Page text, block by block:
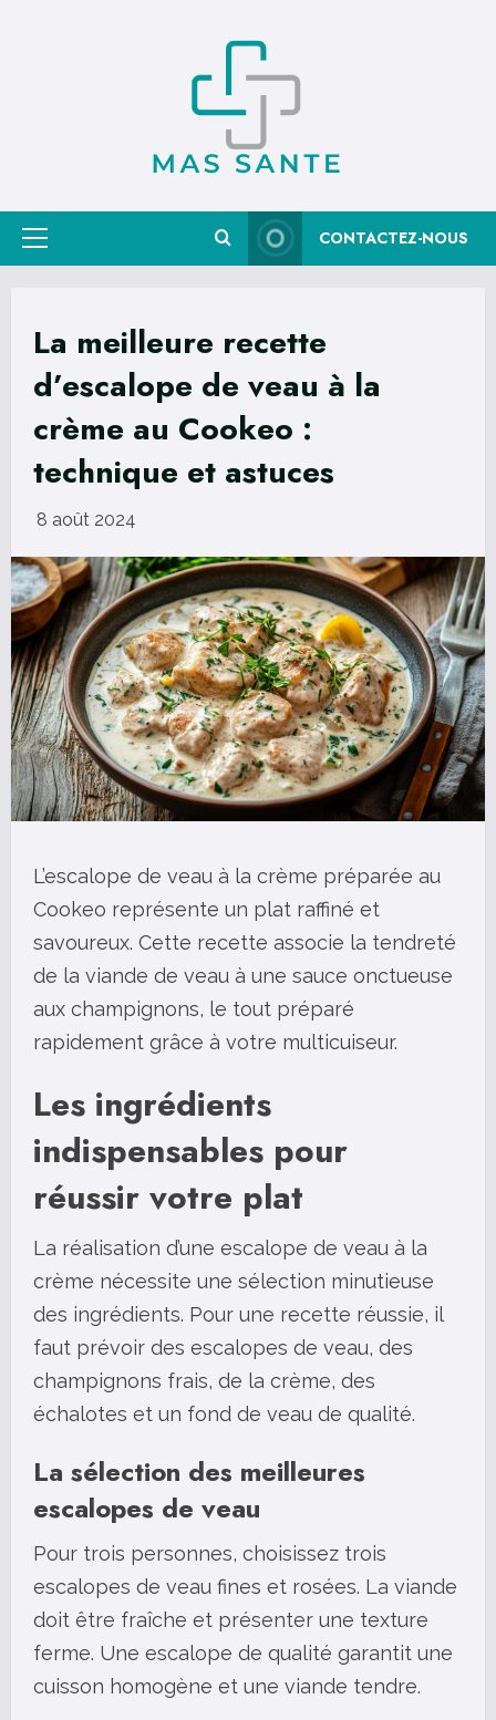
Primary
CONTACTEZ-NOUS
La meilleure recette
d’escalope de veau à la
crème au Cookeo :
technique et astuces
8 août 2024
L’escalope de veau à la crème préparée au
Cookeo représente un plat raffiné et
savoureux. Cette recette associe la tendreté
de la viande de veau à une sauce onctueuse
aux champignons, le tout préparé
rapidement grâce à votre multicuiseur.
Les ingrédients
indispensables pour
réussir votre plat
La réalisation d’une escalope de veau à la
crème nécessite une sélection minutieuse
des ingrédients. Pour une recette réussie, il
faut prévoir des escalopes de veau, des
champignons frais, de la crème, des
échalotes et un fond de veau de qualité.
La sélection des meilleures
escalopes de veau
Pour trois personnes, choisissez trois
escalopes de veau fines et rosées. La viande
doit être fraîche et présenter une texture
ferme. Une escalope de qualité garantit une
cuisson homogène et une viande tendre.